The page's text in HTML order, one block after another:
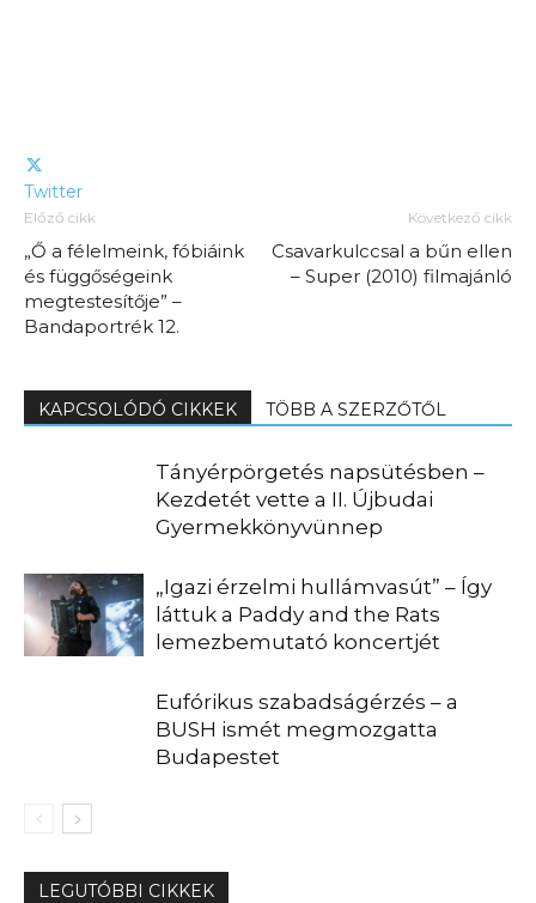
Twitter
Előző cikk
„Ő a félelmeink, fóbiáink
és függőségeink
megtestesítője” –
Bandaportrék 12.
Következő cikk
Csavarkulccsal a bűn ellen
– Super (2010) filmajánló
KAPCSOLÓDÓ CIKKEK TÖBB A SZERZŐTŐL
Tányérpörgetés napsütésben –
Kezdetét vette a II. Újbudai
Gyermekkönyvünnep
„Igazi érzelmi hullámvasút” – Így
láttuk a Paddy and the Rats
lemezbemutató koncertjét
Eufórikus szabadságérzés – a
BUSH ismét megmozgatta
Budapestet
LEGUTÓBBI CIKKEK